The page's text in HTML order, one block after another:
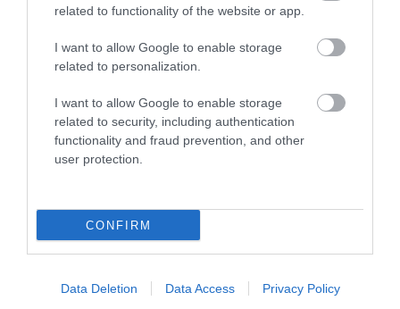
related to functionality of the website or app.
I want to allow Google to enable storage
related to personalization.
I want to allow Google to enable storage
related to security, including authentication
functionality and fraud prevention, and other
user protection.
CONFIRM
Data Deletion Data Access Privacy Policy
BAKA ANDRÁST JELÖLI KÖZTÁRSASÁGI
ELNÖKNEK A TISZA
AMIKÉRT ÉRDEMES MEGNÉZNI
2026. augusztus 08 |Promóció